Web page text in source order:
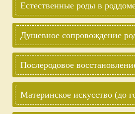
Естественные роды в
Душевное сопровождение
Послеродовое
Материнское искусство (до